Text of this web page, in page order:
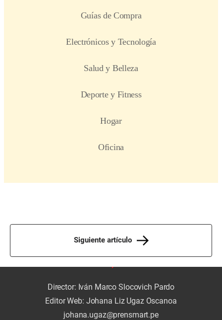
Siguiente artículo
Director: Iván Marco Slocovich Pardo
Editor Web: Johana Liz Ugaz Oscanoa
johana.ugaz@prensmart.pe